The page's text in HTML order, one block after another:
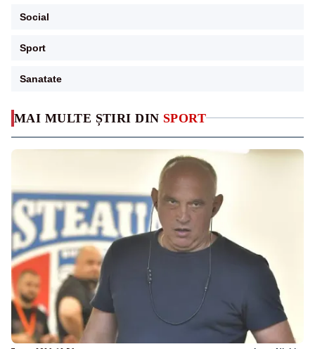
MAI MULTE ȘTIRI DIN SPORT
Social
Sport
Sanatate